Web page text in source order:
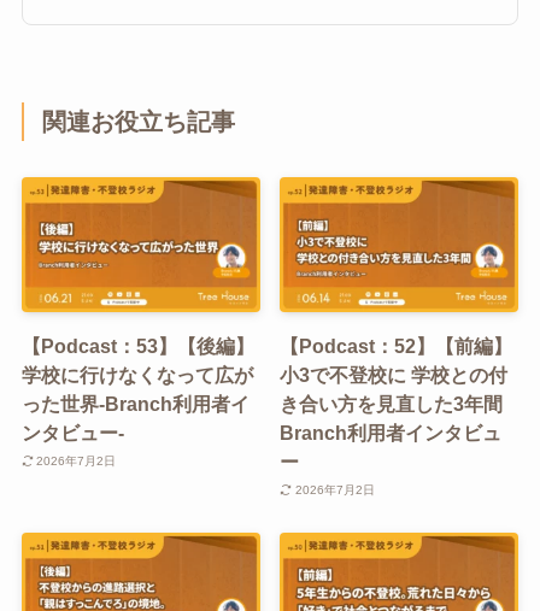
関連お役立ち記事
【Podcast：53】【後編】
学校に行けなくなって広が
った世界-Branch利用者イ
ンタビュー-
2026年7月2日
【Podcast：52】【前編】
小3で不登校に 学校との付
き合い方を見直した3年間
Branch利用者インタビュ
ー
2026年7月2日